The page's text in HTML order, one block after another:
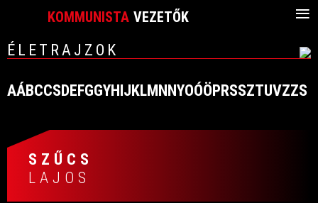
KOMMUNISTA VEZETŐK ≡
ÉLETRAJZOK
AÁBCCSDEFGGYHIJKLMNNYOÓÖPRSSZTUVZZS
SZŰCS
LAJOS